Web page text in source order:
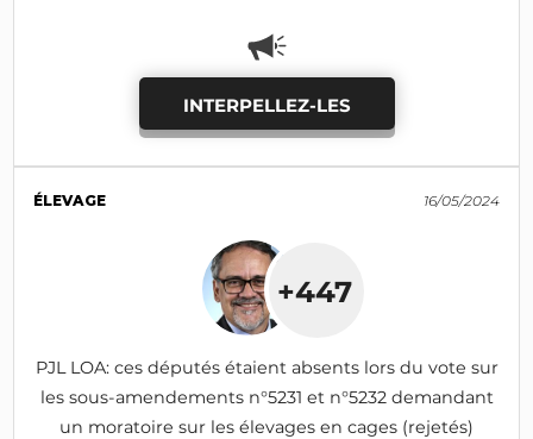
INTERPELLEZ-LES
ÉLEVAGE 16/05/2024
+447
PJL LOA: ces députés étaient absents lors du vote sur
les sous-amendements n°5231 et n°5232 demandant
un moratoire sur les élevages en cages (rejetés)